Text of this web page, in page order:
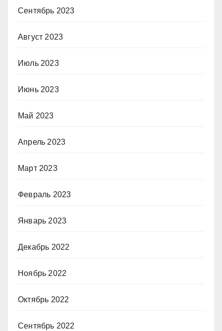
Сентябрь 2023
Август 2023
Июль 2023
Июнь 2023
Май 2023
Апрель 2023
Март 2023
Февраль 2023
Январь 2023
Декабрь 2022
Ноябрь 2022
Октябрь 2022
Сентябрь 2022